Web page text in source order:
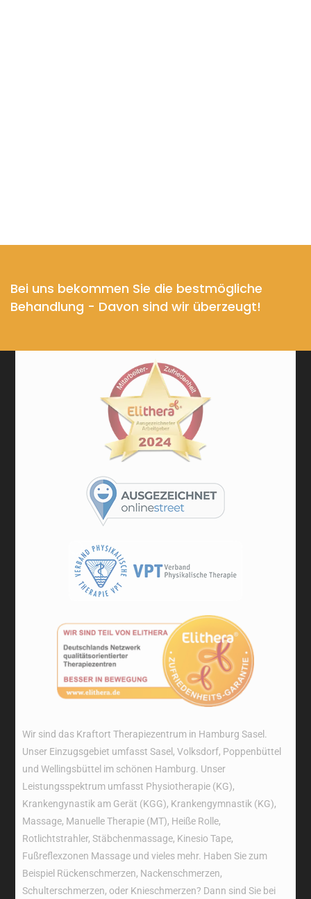
Bei uns bekommen Sie die bestmögliche
Behandlung - Davon sind wir überzeugt!
Wir sind das Kraftort Therapiezentrum in Hamburg Sasel.
Unser Einzugsgebiet umfasst Sasel, Volksdorf, Poppenbüttel
und Wellingsbüttel im schönen Hamburg. Unser
Leistungsspektrum umfasst Physiotherapie (KG),
Krankengynastik am Gerät (KGG), Krankengymnastik (KG),
Massage, Manuelle Therapie (MT), Heiße Rolle,
Rotlichtstrahler, Stäbchenmassage, Kinesio Tape,
Fußreflexzonen Massage und vieles mehr. Haben Sie zum
Beispiel Rückenschmerzen, Nackenschmerzen,
Schulterschmerzen, oder Knieschmerzen? Dann sind Sie bei